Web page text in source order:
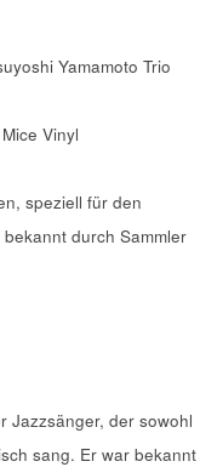
Yamamoto Trio
Vinyl
speziell für den
durch Sammler
Jazzsänger, der sowohl
sang. Er war bekannt